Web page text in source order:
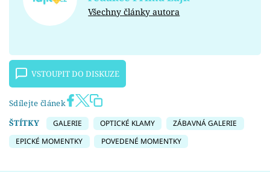
Všechny články autora
VSTOUPIT DO DISKUZE
Sdílejte článek
ŠTÍTKY
GALERIE OPTICKÉ KLAMY
ZÁBAVNÁ GALERIE
EPICKÉ MOMENTKY
POVEDENÉ MOMENTKY